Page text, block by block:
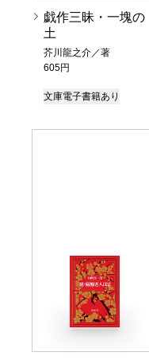
戯作三昧・一塊の
土
芥川龍之介／著
605円
文庫電子書籍あり